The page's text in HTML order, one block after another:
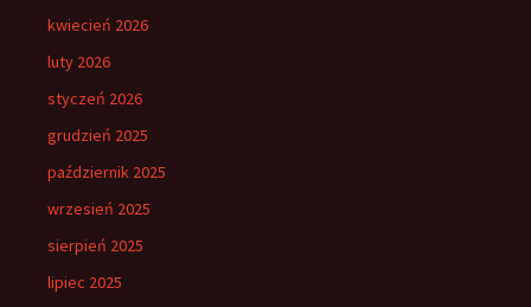
kwiecień 2026
luty 2026
styczeń 2026
grudzień 2025
październik 2025
wrzesień 2025
sierpień 2025
lipiec 2025